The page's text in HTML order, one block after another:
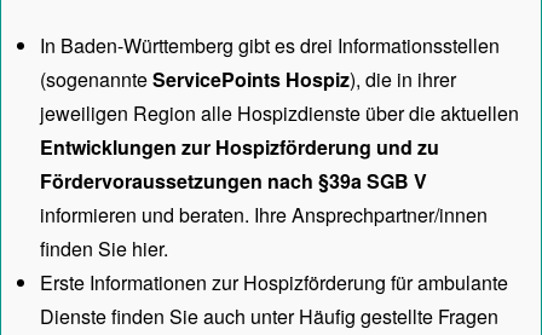
In Baden-Württemberg gibt es drei Informationsstellen
(sogenannteServicePoints Hospiz), die in ihrer
jeweiligen Region alle Hospizdienste über die aktuellen
Entwicklungen zur Hospizförderung und zu
Fördervoraussetzungen nach §39a SGB V
informieren und beraten. Ihre Ansprechpartner/innen
finden Sie hier.
Erste Informationen zur Hospizförderung für ambulante
Dienste finden Sie auch unterHäufig gestellte Fragen